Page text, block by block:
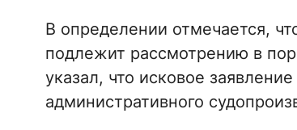
В определении отмечается,
подлежит рассмотрению в
указал, что исковое
административного